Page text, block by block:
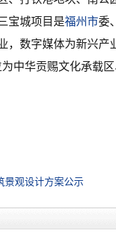
宝城项目是福州市委
，数字媒体为新兴
中华贡赐文化承载
景观设计方案公示